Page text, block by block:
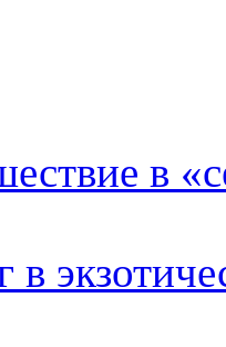
в
в